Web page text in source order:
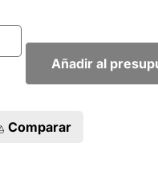
Añadir al
Comparar